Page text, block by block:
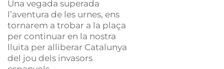
Una vegada superada
l’aventura de les urnes, ens
tornarem a trobar a la plaça
per continuar en la nostra
lluita per alliberar Catalunya
del jou dels invasors